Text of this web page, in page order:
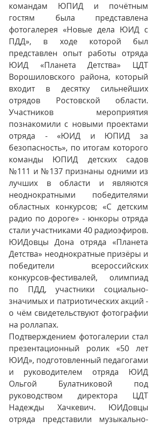
командам ЮПИД и почётным
гостям была представлена
фотогалерея «Новые дела ЮИД с
ПДД», в ходе которой был
представлен опыт работы отряда
ЮИД «Планета Детства» ЦДТ
Ворошиловского района, который
входит в десятку сильнейших
отрядов Ростовской области.
Участников мероприятия
познакомили с новыми проектами
отряда - «ЮИД и ЮПИД за
безопасность», по итогам которого
команды ЮПИД детских садов
№111 и №137 признаны одними из
лучших в области и являются
неоднократными победителями
областных конкурсов; «С детским
радио по дороге» - юнкоры отряда
стали участниками 40 радиоэфиров.
ЮИДовцы Дона отряда «Планета
Детства» неоднократные призёры и
победители всероссийских
конкурсов-фестивалей, олимпиад
по ПДД, участники социально-
значимых и патриотических акций -
о чём свидетельствуют фотографии
на роллапах.
Подтверждением фотогалерии стал
презентационный ролик «50 лет
ЮИД», подготовленный педагогами
и руководителем отряда ЮИД
Ольгой Булатниковой под
руководством директора ЦДТ
Надежды Хачкевич. ЮИДовцы
отряда представили музыкально-